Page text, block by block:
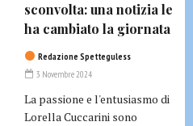
sconvolta: una notizia le
ha cambiato la giornata
Redazione Spetteguless
3 Novembre 2024
La passione e l'entusiasmo di
Lorella Cuccarini sono